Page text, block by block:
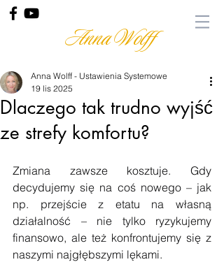
Anna Wolff
Dlaczego tak trudno wyjść
ze strefy komfortu?
Anna Wolff - Ustawienia Systemowe
19 lis 2025
Zmiana zawsze kosztuje. Gdy
decydujemy się na coś nowego – jak
np. przejście z etatu na własną
działalność – nie tylko ryzykujemy
finansowo, ale też konfrontujemy się z
naszymi najgłębszymi lękami.